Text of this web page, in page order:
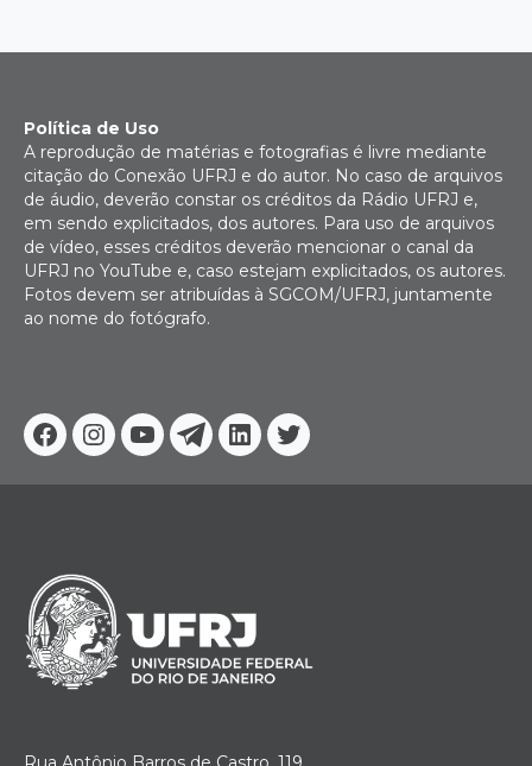
Facebook
Instagram
YoutubeTelegram
Linkedin
Twitter
Política de Uso
A reprodução de matérias e fotografias é livre mediante
citação do Conexão UFRJ e do autor. No caso de arquivos
de áudio, deverão constar os créditos da Rádio UFRJ e,
em sendo explicitados, dos autores. Para uso de arquivos
de vídeo, esses créditos deverão mencionar o canal da
UFRJ no YouTube e, caso estejam explicitados, os autores.
Fotos devem ser atribuídas à SGCOM/UFRJ, juntamente
ao nome do fotógrafo.